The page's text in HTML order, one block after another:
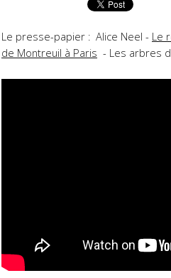
Le presse-papier : Alice Neel - Le
de Montreuil à Paris - Les arbres